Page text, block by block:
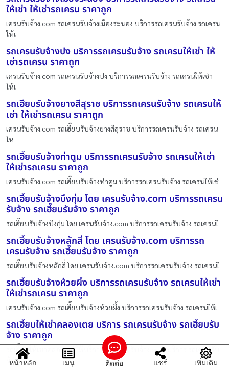
ให้เช่า ให้เช่ารถเครน ราคาถูก
เครนรับจ้าง.com รถเครนรับจ้างเมืองระนอง บริการรถเครนรับจ้าง รถเครน
ให้เ
รถเครนรับจ้างปง บริการรถเครนรับจ้าง รถเครนให้เช่า ให้
เช่ารถเครน ราคาถูก
เครนรับจ้าง.com รถเครนรับจ้างปง บริการรถเครนรับจ้าง รถเครนให้เช่า
ให้เ
รถเฮี๊ยบรับจ้างยางสีสุราช บริการรถเครนรับจ้าง รถเครนให้
เช่า ให้เช่ารถเครน ราคาถูก
เครนรับจ้าง.com รถเฮี๊ยบรับจ้างยางสีสุราช บริการรถเครนรับจ้าง รถเครน
ให
รถเฮี๊ยบรับจ้างท่าตูม บริการรถเครนรับจ้าง รถเครนให้เช่า
ให้เช่ารถเครน ราคาถูก
เครนรับจ้าง.com รถเฮี๊ยบรับจ้างท่าตูม บริการรถเครนรับจ้าง รถเครนให้เช่
รถเฮี๊ยบรับจ้างบึงกุ่ม โดย เครนรับจ้าง.com บริการรถเครน
รับจ้าง รถเฮี๊ยบรับจ้าง ราคาถูก
รถเฮี๊ยบรับจ้างบึงกุ่ม โดย เครนรับจ้าง.com บริการรถเครนรับจ้าง รถเครนใ
รถเฮี๊ยบรับจ้างหลักสี่ โดย เครนรับจ้าง.com บริการรถ
เครนรับจ้าง รถเฮี๊ยบรับจ้าง ราคาถูก
รถเฮี๊ยบรับจ้างหลักสี่ โดย เครนรับจ้าง.com บริการรถเครนรับจ้าง รถเครนใ
รถเฮี๊ยบรับจ้างห้วยผึ้ง บริการรถเครนรับจ้าง รถเครนให้เช่า
ให้เช่ารถเครน ราคาถูก
เครนรับจ้าง.com รถเฮี๊ยบรับจ้างห้วยผึ้ง บริการรถเครนรับจ้าง รถเครนให้เ
รถเฮี๊ยบให้เช่าคลองเตย บริการ รถเครนรับจ้าง รถเฮี๊ยบรับ
จ้าง ราคาถูก
รถเฮี๊ยบให้เช่าคลองเตย ให้บริการโดย เครนรับจ้าง.com บริการ รถเครนรับ
จ้หน้าหลัก เมนู ติดต่อ แชร์ เพิ่มเติม